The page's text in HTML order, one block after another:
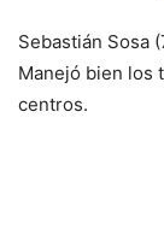
Sebastián Sosa
Manejó bien los
centros.